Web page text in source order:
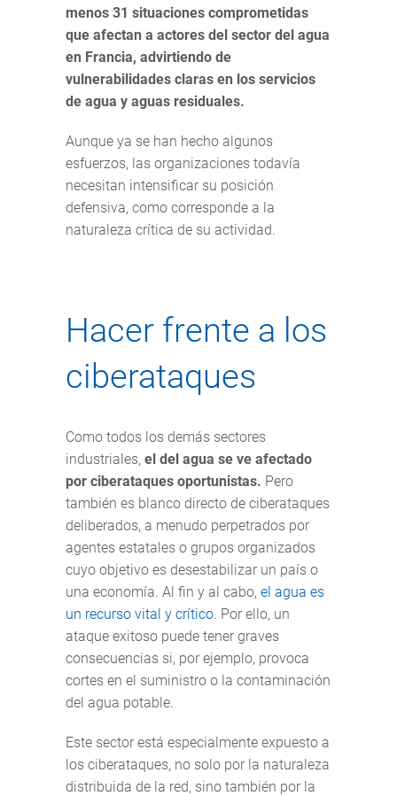
menos 31 situaciones comprometidas
que afectan a actores del sector del agua
en Francia, advirtiendo de
vulnerabilidades claras en los servicios
de agua y aguas residuales.
Aunque ya se han hecho algunos
esfuerzos, las organizaciones todavía
necesitan intensificar su posición
defensiva, como corresponde a la
naturaleza crítica de su actividad.
Hacer frente a los
ciberataques
Como todos los demás sectores
industriales, el del agua se ve afectado
por ciberataques oportunistas. Pero
también es blanco directo de ciberataques
deliberados, a menudo perpetrados por
agentes estatales o grupos organizados
cuyo objetivo es desestabilizar un país o
una economía. Al fin y al cabo, el agua es
un recurso vital y crítico. Por ello, un
ataque exitoso puede tener graves
consecuencias si, por ejemplo, provoca
cortes en el suministro o la contaminación
del agua potable.
Este sector está especialmente expuesto a
los ciberataques, no solo por la naturaleza
distribuida de la red, sino también por la